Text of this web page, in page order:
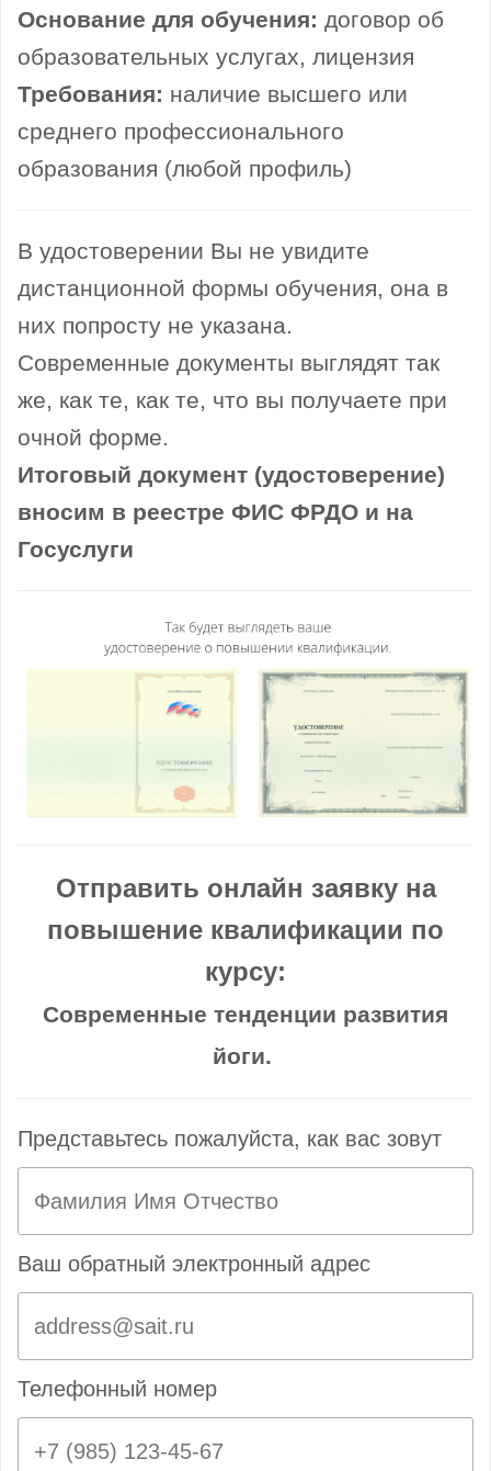
Основание для обучения: договор об
образовательных услугах, лицензия
Требования: наличие высшего или
среднего профессионального
образования (любой профиль)
В удостоверении Вы не увидите
дистанционной формы обучения, она в
них попросту не указана.
Современные документы выглядят так
же, как те, как те, что вы получаете при
очной форме.
Итоговый документ (удостоверение)
вносим в реестре ФИС ФРДО и на
Госуслуги
Отправить онлайн заявку на
повышение квалификации по
курсу:
Современные тенденции развития
йоги.
Представьтесь пожалуйста, как вас зовут
Ваш обратный электронный адрес
Телефонный номер